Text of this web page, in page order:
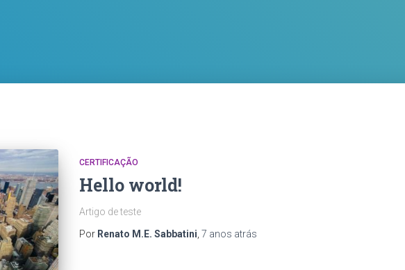
CERTIFICAÇÃO
Hello world!
Artigo de teste
Por Renato M.E. Sabbatini 7 anos atrás